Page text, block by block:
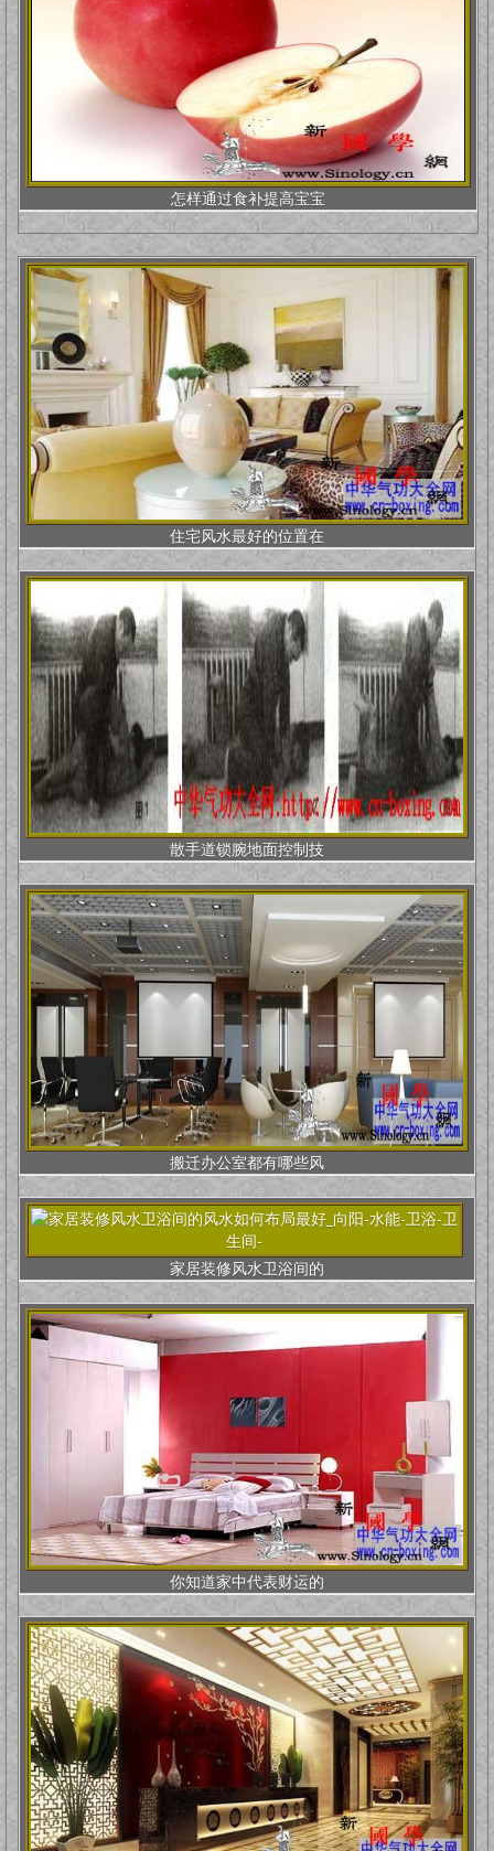
怎样通过食补提高宝宝
住宅风水最好的位置在
散手道锁腕地面控制技
搬迁办公室都有哪些风
家居装修风水卫浴间的
你知道家中代表财运的